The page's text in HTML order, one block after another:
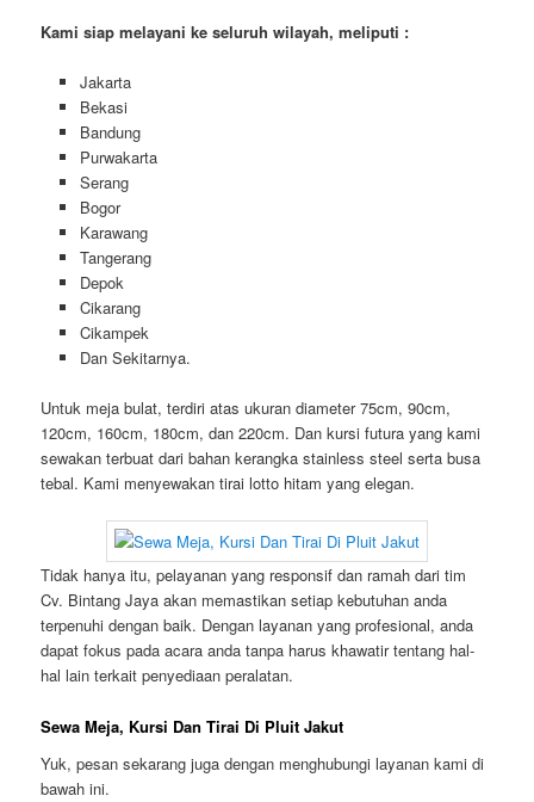
Kami siap melayani ke seluruh wilayah, meliputi :
Jakarta
Bekasi
Bandung
Purwakarta
Serang
Bogor
Karawang
Tangerang
Depok
Cikarang
Cikampek
Dan Sekitarnya.
Untuk meja bulat, terdiri atas ukuran diameter 75cm, 90cm,
120cm, 160cm, 180cm, dan 220cm. Dan kursi futura yang kami
sewakan terbuat dari bahan kerangka stainless steel serta busa
tebal. Kami menyewakan tirai lotto hitam yang elegan.
Tidak hanya itu, pelayanan yang responsif dan ramah dari tim
Cv. Bintang Jaya akan memastikan setiap kebutuhan anda
terpenuhi dengan baik. Dengan layanan yang profesional, anda
dapat fokus pada acara anda tanpa harus khawatir tentang hal-
hal lain terkait penyediaan peralatan.
Sewa Meja, Kursi Dan Tirai Di Pluit Jakut
Yuk, pesan sekarang juga dengan menghubungi layanan kami di
bawah ini.